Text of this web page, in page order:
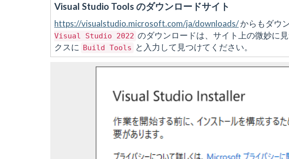
Visual Studio Tools のダウンロードサイト
https://visualstudio.microsoft.com/ja/downloads/からもダウ
Visual
Studio 2022 のダウンロードは、サイト上の微妙に
クスに Build Tools と入力して見つけてください。